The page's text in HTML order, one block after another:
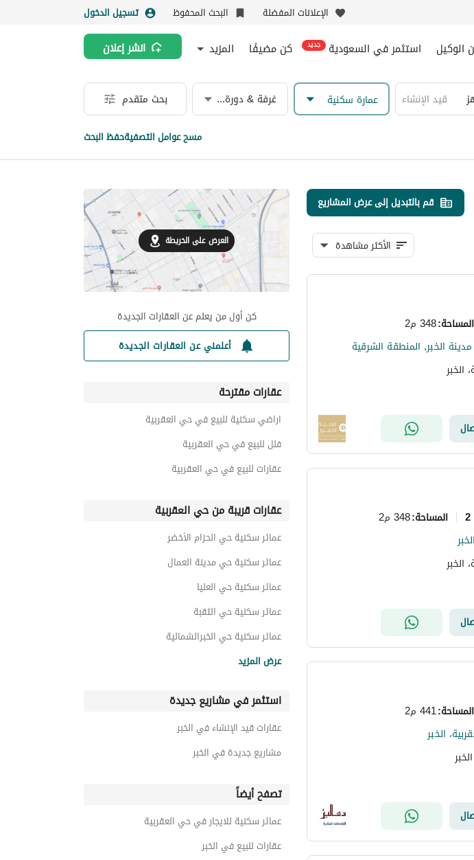
الإعلانات المفضلة البحث المحفوظ تسجيل الدخول
الوكيل استثمر في السعودية جديد كن مضيفًا المزيد انشر إعلان
قيد الإنشاء عمارة سكنية غرفة & دورة مياه بحث متقدم
مسح عوامل التصفيةحفظ البحث
قم بالتبديل إلى عرض المشاريع
الأكثر مشاهدة
المساحة:348 م2
الخبر, المنطقة الشرقية
الخبر
2 المساحة:348 م2
الخبر
المساحة:441 م2
الخبر
العرض على الخريطة
كن أول من يعلم عن العقارات الجديدة
أعلمني عن العقارات الجديدة
عقارات مقترحة
اراضي سكنية للبيع في حي العقربية
فلل للبيع في حي العقربية
عقارات للبيع في حي العقربية
عقارات قريبة من حي العقربية
عمائر سكنية حي الحزام الأخضر
عمائر سكنية حي مدينة العمال
عمائر سكنية حي العليا
عمائر سكنية حي الثقبة
عمائر سكنية حي الخبرالشمالية
عمائر سكنية حي الراكة الجنوبية
عمائر سكنية حي الراكة الشمالية
عمائر سكنية حي الحمراء
عرض المزيد
استثمر في مشاريع جديدة
عقارات قيد الإنشاء في الخبر
مشاريع جديدة في الخبر
تصفح أيضاً
عمائر سكنية للايجار في حي العقربية
عقارات للبيع في الخبر